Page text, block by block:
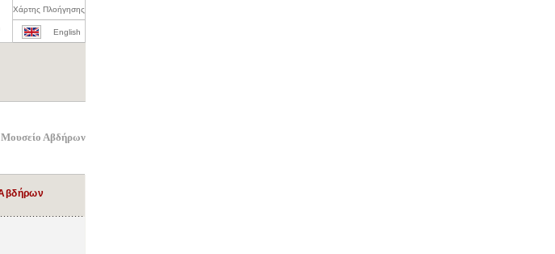
Χάρτης Πλοήγησης
English
Μουσείο Αβδήρων